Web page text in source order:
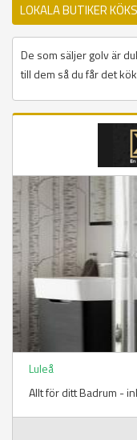
LOKALA BUTIKER
De som säljer golv är
till dem så du får det
Luleå
Allt för ditt Badrum -